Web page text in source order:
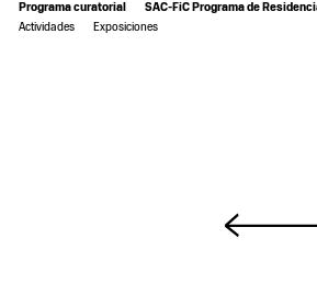
Programa curatorial
SAC-FiC Programa de
Actividades
Exposiciones